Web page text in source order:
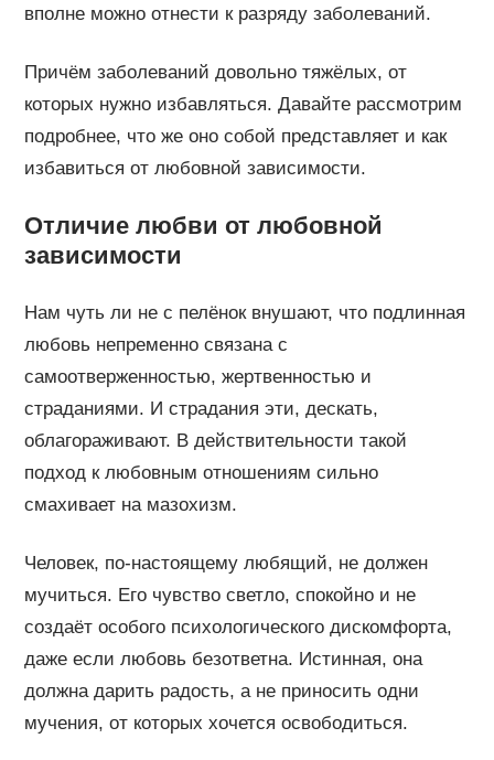
вполне можно отнести к разряду заболеваний.
Причём заболеваний довольно тяжёлых, от
которых нужно избавляться. Давайте рассмотрим
подробнее, что же оно собой представляет и как
избавиться от любовной зависимости.
Отличие любви от любовной
зависимости
Нам чуть ли не с пелёнок внушают, что подлинная
любовь непременно связана с
самоотверженностью, жертвенностью и
страданиями. И страдания эти, дескать,
облагораживают. В действительности такой
подход к любовным отношениям сильно
смахивает на мазохизм.
Человек, по-настоящему любящий, не должен
мучиться. Его чувство светло, спокойно и не
создаёт особого психологического дискомфорта,
даже если любовь безответна. Истинная, она
должна дарить радость, а не приносить одни
мучения, от которых хочется освободиться.